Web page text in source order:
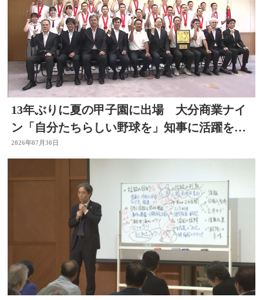
13年ぶりに夏の甲子園に出場 大分商業ナイ
ン「自分たちらしい野球を」知事に活躍を誓
う
2026年07月30日